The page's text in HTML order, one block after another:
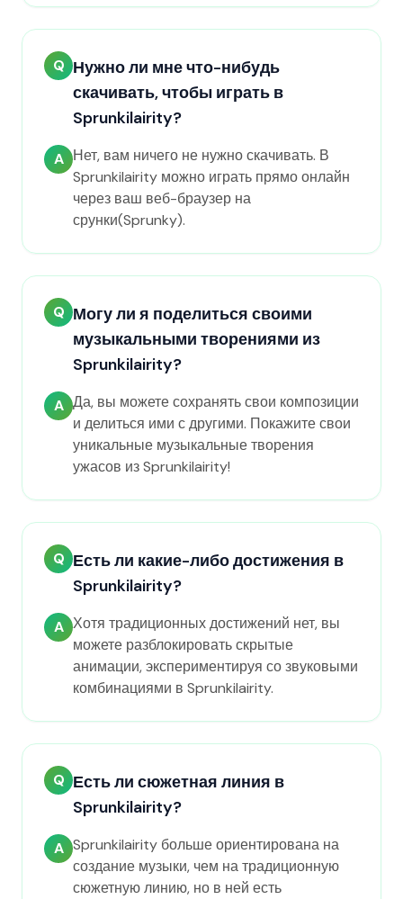
Q Нужно ли мне что-нибудь
скачивать, чтобы играть в
Sprunkilairity?
A Нет, вам ничего не нужно скачивать. В
Sprunkilairity можно играть прямо онлайн
через ваш веб-браузер на
срунки(Sprunky).
Q Могу ли я поделиться своими
музыкальными творениями из
Sprunkilairity?
A Да, вы можете сохранять свои композиции
и делиться ими с другими. Покажите свои
уникальные музыкальные творения
ужасов из Sprunkilairity!
Q Есть ли какие-либо достижения в
Sprunkilairity?
A Хотя традиционных достижений нет, вы
можете разблокировать скрытые
анимации, экспериментируя со звуковыми
комбинациями в Sprunkilairity.
Q Есть ли сюжетная линия в
Sprunkilairity?
A Sprunkilairity больше ориентирована на
создание музыки, чем на традиционную
сюжетную линию, но в ней есть